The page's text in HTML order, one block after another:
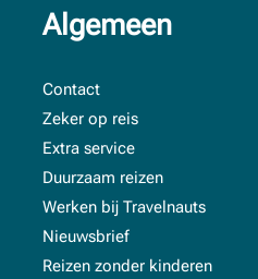
Algemeen
Contact
Zeker op reis
Extra service
Duurzaam reizen
Werken bij Travelnauts
Nieuwsbrief
Reizen zonder kinderen